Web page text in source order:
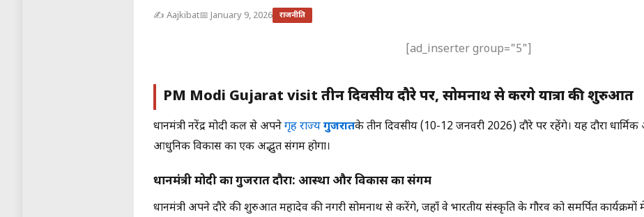
✍️ Aajkibat📅 January 9, 2026 राजनीति
[ad_inserter group="5"]
PM Modi Gujarat visit तीन दिवसीय दौरे पर, सोमनाथ से करेंगे यात्रा की शुरुआत
प्रधानमंत्री नरेंद्र मोदी कल से अपनेगृह राज्यगुजरातके तीन दिवसीय (10-12 जनवरी 2026) दौरे पर रहेंगे। यह दौरा
आधुनिक विकास का एक अद्भुत संगम होगा।
प्रधानमंत्री मोदी का गुजरात दौरा: आस्था और विकास का संगम
प्रधानमंत्री अपने दौरे की शुरुआत महादेव की नगरी सोमनाथ से करेंगे, जहाँ वे भारतीय संस्कृति के गौरव को समर्पित कार्यक्रमों